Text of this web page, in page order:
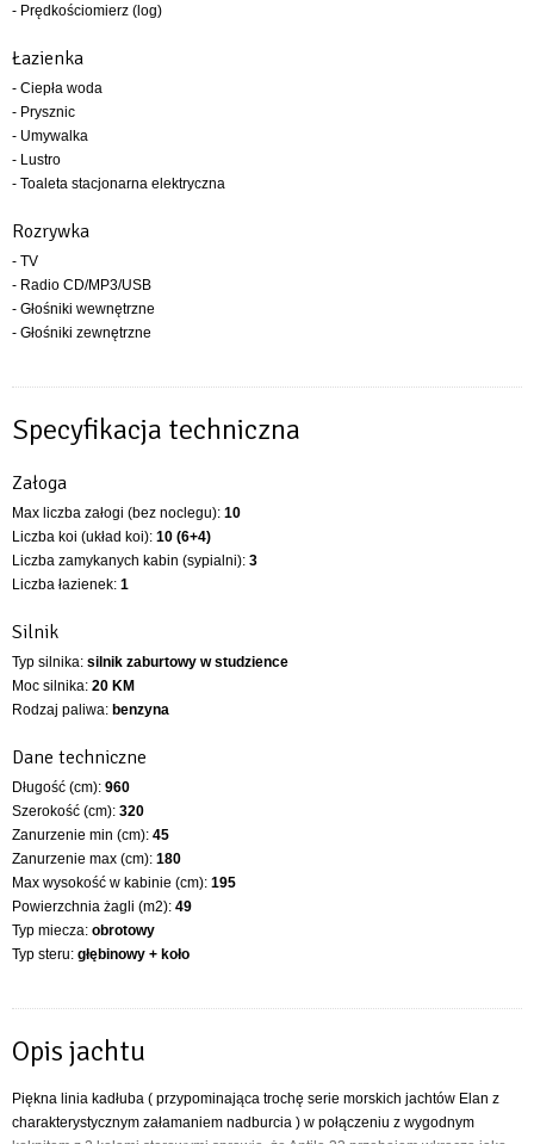
- Prędkościomierz (log)
Łazienka
- Ciepła woda
- Prysznic
- Umywalka
- Lustro
- Toaleta stacjonarna elektryczna
Rozrywka
- TV
- Radio CD/MP3/USB
- Głośniki wewnętrzne
- Głośniki zewnętrzne
Specyfikacja techniczna
Załoga
Max liczba załogi (bez noclegu): 10
Liczba koi (układ koi): 10 (6+4)
Liczba zamykanych kabin (sypialni): 3
Liczba łazienek: 1
Silnik
Typ silnika: silnik zaburtowy w studzience
Moc silnika: 20 KM
Rodzaj paliwa: benzyna
Dane techniczne
Długość (cm): 960
Szerokość (cm): 320
Zanurzenie min (cm): 45
Zanurzenie max (cm): 180
Max wysokość w kabinie (cm): 195
Powierzchnia żagli (m2): 49
Typ miecza: obrotowy
Typ steru: głębinowy + koło
Opis jachtu
Piękna linia kadłuba ( przypominająca trochę serie morskich jachtów Elan z
charakterystycznym załamaniem nadburcia ) w połączeniu z wygodnym